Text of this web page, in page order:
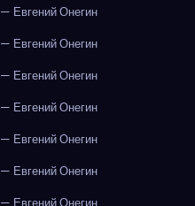
Евгений Онегин
Евгений Онегин
Евгений Онегин
Евгений Онегин
Евгений Онегин
Евгений Онегин